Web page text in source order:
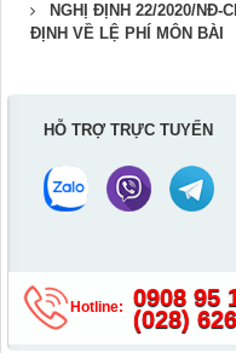
NGHỊ ĐỊNH 22/2020/NĐ-
ĐỊNH VỀ LỆ PHÍ MÔN BÀI
HỖ TRỢ TRỰC TUYẾN
Hotline:
0908 95
(028)